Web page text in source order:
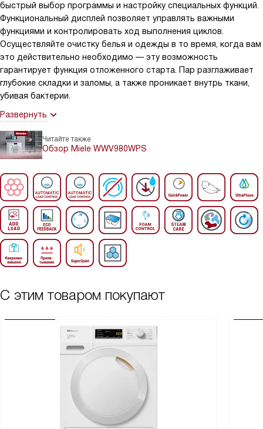
быстрый выбор программы и настройку специальных функций.
Функциональный дисплей позволяет управлять важными
функциями и контролировать ход выполнения циклов.
Осуществляйте очистку белья и одежды в то время, когда вам
это действительно необходимо — эту возможность
гарантирует функция отложенного старта. Пар разглаживает
глубокие складки и заломы, а также проникает внутрь ткани,
убивая бактерии.
Развернуть
Читайте также
Обзор Miele WWV980WPS
С этим товаром покупают